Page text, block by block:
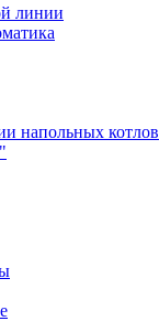
линии
напольных котлов